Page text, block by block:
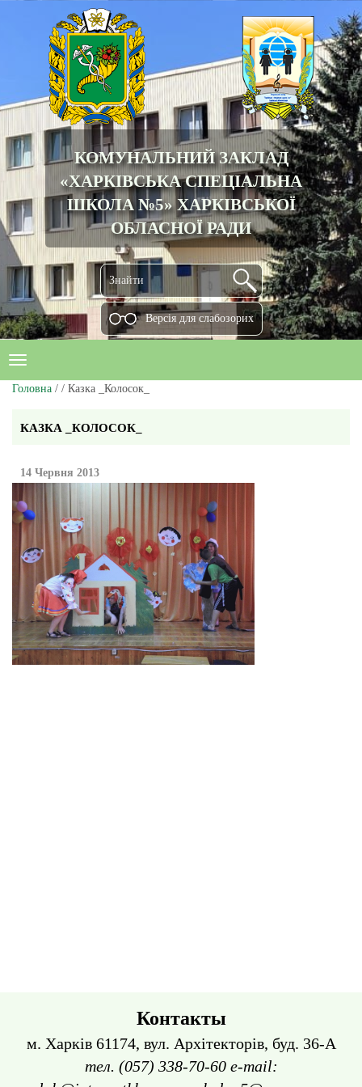
КОМУНАЛЬНИЙ ЗАКЛАД
«ХАРКІВСЬКА СПЕЦІАЛЬНА
ШКОЛА №5» ХАРКІВСЬКОЇ
ОБЛАСНОЇ РАДИ
Версiя для слабозорих
Головна / / Казка _Колосок_
КАЗКА _КОЛОСОК_
14 Червня 2013
Контакты
м. Харків 61174, вул. Архітекторів, буд. 36-А
тел. (057) 338-70-60 e-mail: